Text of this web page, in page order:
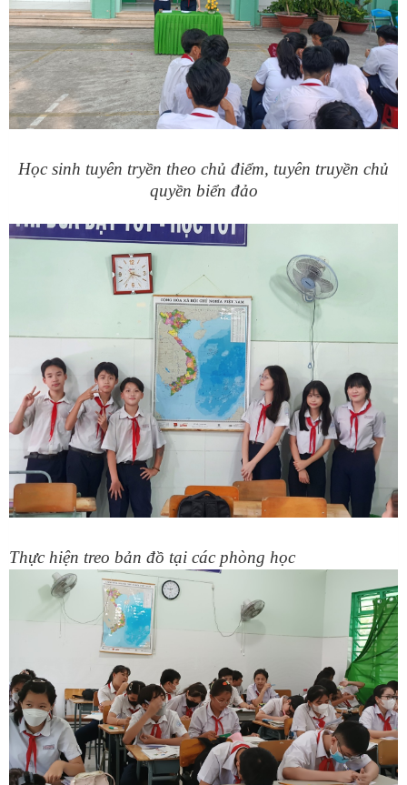
Học sinh tuyên tryền theo chủ điểm, tuyên truyền chủ
quyền biển đảo
Thực hiện treo bản đồ tại các phòng học